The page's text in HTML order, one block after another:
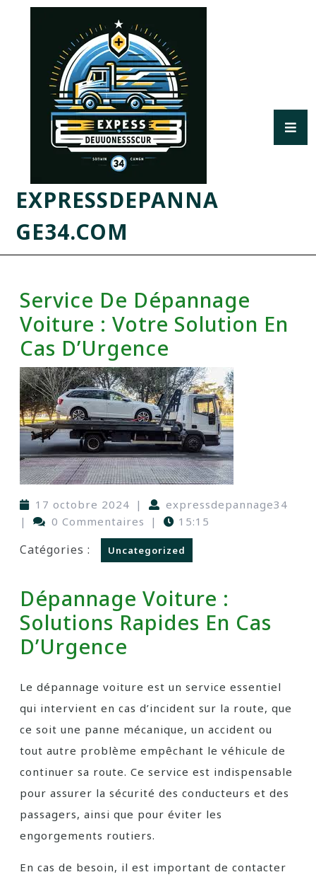
EXPRESSDEPANNA
GE34.COM
Service De Dépannage
Voiture : Votre Solution En
Cas D’Urgence
17 octobre 2024 |
expressdepannage34
|
0 Commentaires | 15:15
Catégories : Uncategorized
Dépannage Voiture :
Solutions Rapides En Cas
D’Urgence
Le dépannage voiture est un service essentiel
qui intervient en cas d’incident sur la route, que
ce soit une panne mécanique, un accident ou
tout autre problème empêchant le véhicule de
continuer sa route. Ce service est indispensable
pour assurer la sécurité des conducteurs et des
passagers, ainsi que pour éviter les
engorgements routiers.
En cas de besoin, il est important de contacter